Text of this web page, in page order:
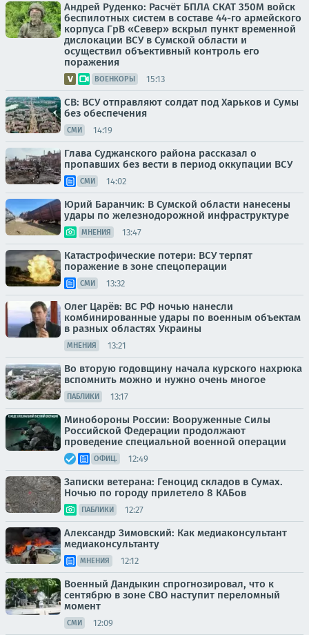
Андрей Руденко: Расчёт БПЛА СКАТ 350М войск
беспилотных систем в составе 44-го армейского
корпуса ГрВ «Север» вскрыл пункт временной
дислокации ВСУ в Сумской области и
осуществил объективный контроль его
поражения
ВОЕНКОРЫ 15:13
СВ: ВСУ отправляют солдат под Харьков и Сумы
без обеспечения
СМИ 14:19
Глава Суджанского района рассказал о
пропавших без вести в период оккупации ВСУ
СМИ 14:02
Юрий Баранчик: В Сумской области нанесены
удары по железнодорожной инфраструктуре
МНЕНИЯ 13:47
Катастрофические потери: ВСУ терпят
поражение в зоне спецоперации
СМИ 13:32
Олег Царёв: ВС РФ ночью нанесли
комбинированные удары по военным объектам
в разных областях Украины
МНЕНИЯ 13:21
Во вторую годовщину начала курского нахрюка
вспомнить можно и нужно очень многое
ПАБЛИКИ 13:17
Минобороны России: Вооруженные Силы
Российской Федерации продолжают
проведение специальной военной операции
ОФИЦ. 12:49
Записки ветерана: Геноцид складов в Сумах.
Ночью по городу прилетело 8 КАБов
ПАБЛИКИ 12:27
Александр Зимовский: Как медиаконсультант
медиаконсультанту
МНЕНИЯ 12:12
Военный Дандыкин спрогнозировал, что к
сентябрю в зоне СВО наступит переломный
момент
СМИ 12:09